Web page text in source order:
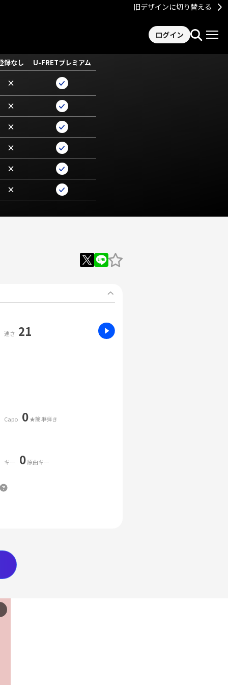
旧デザインに切り替える
ログイン
録なし U-FRETプレミアム
×
×
×
×
×
×
速さ 21
Capo 0★簡単弾き
キー 0原曲キー